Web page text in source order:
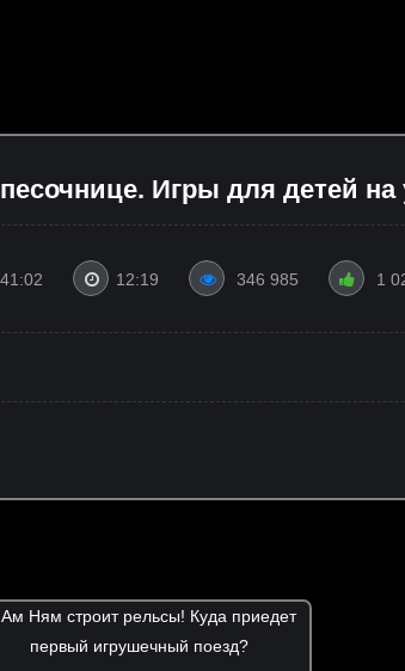
Игры для детей на
12:19 346 985 1